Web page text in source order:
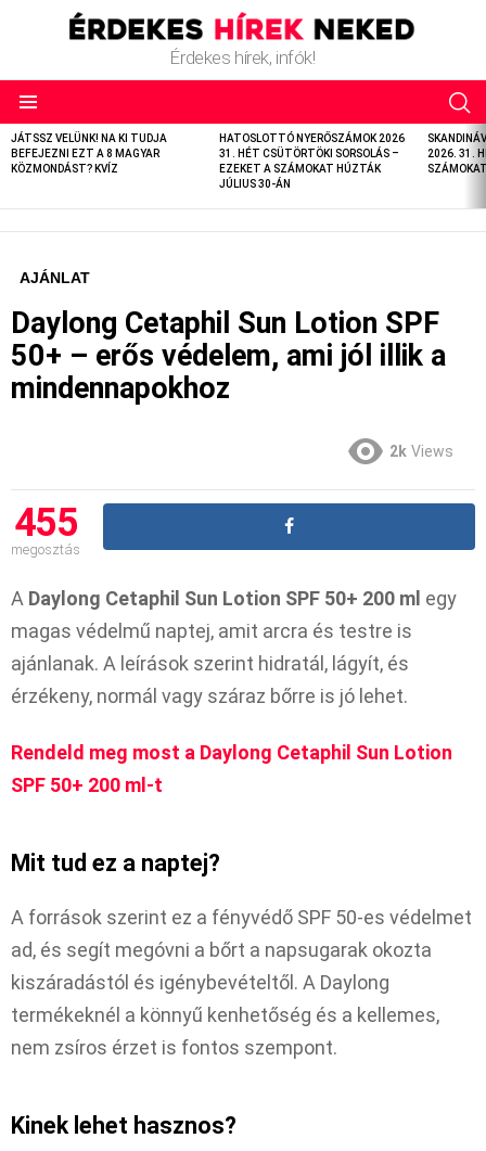
Érdekes hírek, infók!
LATEST
STORIES
JÁTSSZ VELÜNK! NA KI TUDJA
BEFEJEZNI EZT A 8 MAGYAR
KÖZMONDÁST? KVÍZ
HATOSLOTTÓ NYERŐSZÁMOK 2026
31. HÉT CSÜTÖRTÖKI SORSOLÁS –
EZEKET A SZÁMOKAT HÚZTÁK
JÚLIUS 30-ÁN
2026. 31.
AJÁNLAT
Daylong Cetaphil Sun Lotion SPF
50+ – erős védelem, ami jól illik a
mindennapokhoz
2k Views
455
megosztás
A Daylong Cetaphil Sun Lotion SPF 50+ 200 ml egy
magas védelmű naptej, amit arcra és testre is
ajánlanak. A leírások szerint hidratál, lágyít, és
érzékeny, normál vagy száraz bőrre is jó lehet.
Rendeld meg most a Daylong Cetaphil Sun Lotion
SPF 50+ 200 ml-t
Mit tud ez a naptej?
A források szerint ez a fényvédő SPF 50-es védelmet
ad, és segít megóvni a bőrt a napsugarak okozta
kiszáradástól és igénybevételtől. A Daylong
termékeknél a könnyű kenhetőség és a kellemes,
nem zsíros érzet is fontos szempont.
Kinek lehet hasznos?